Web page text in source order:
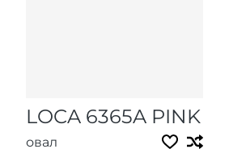
LOCA 6365A PINK
овал